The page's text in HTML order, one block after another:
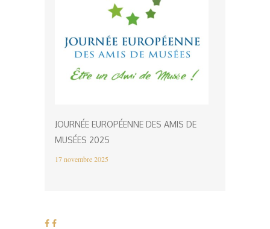
JOURNÉE EUROPÉENNE DES AMIS DE
MUSÉES 2025
17 novembre 2025